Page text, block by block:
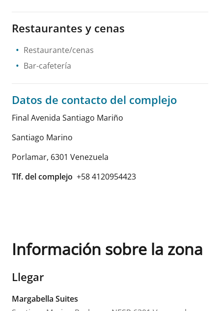
Restaurantes y cenas
Restaurante/cenas
Bar-cafetería
Datos de contacto del complejo
Final Avenida Santiago Mariño
Santiago Marino
Porlamar, 6301 Venezuela
Tlf. del complejo +58 4120954423
Información sobre la zona
Llegar
Margabella Suites